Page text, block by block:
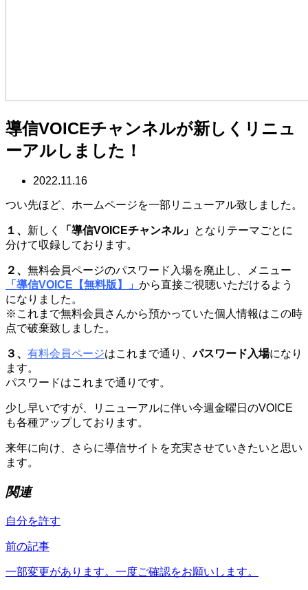
導信VOICEチャンネルが新しくリニュ
ーアルしました！
2022.11.16
つい先ほど、ホームページを一部リニューアル致しました。
１、 新しく 「導信VOICEチャンネル」 となりテーマごとに
分けて収録しております。
２、 無料会員ページのパスワード入場を廃止し、メニュー
「導信VOICE【無料版】」 から直接ご視聴いただけるよう
になりました。
※これまで無料会員さんから預かっていた個人情報はこの時
点で破棄致しました。
３、 有料会員ページはこれまで通り、パスワード入場になり
ます。
パスワードはこれまで通りです。
少し早いですが、リニューアルに伴い今週金曜日のVOICE
も各種アップしております。
来年に向け、さらに導信サイトを充実させていきたいと思い
ます。
関連
自分を許す
前の記事
一部変更があります。一度ご確認をお願いします。